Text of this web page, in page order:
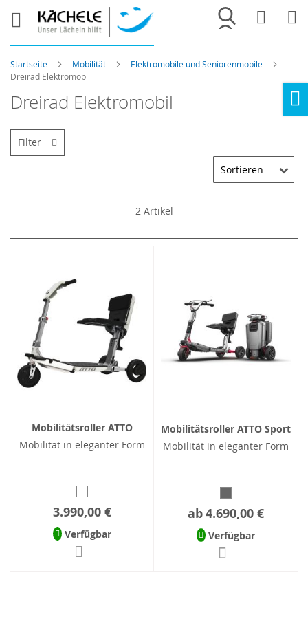
Merkliste
Startseite Mobilität
Elektromobile und Seniorenmobile
Dreirad Elektromobil
Dreirad Elektromobil
2Artikel
Mobilitätsroller ATTO
Mobilität in eleganter Form
3.990,00 €
Verfügbar
Mobilitätsroller ATTO Sport
Mobilität in eleganter Form
ab4.690,00 €
Verfügbar
Filter